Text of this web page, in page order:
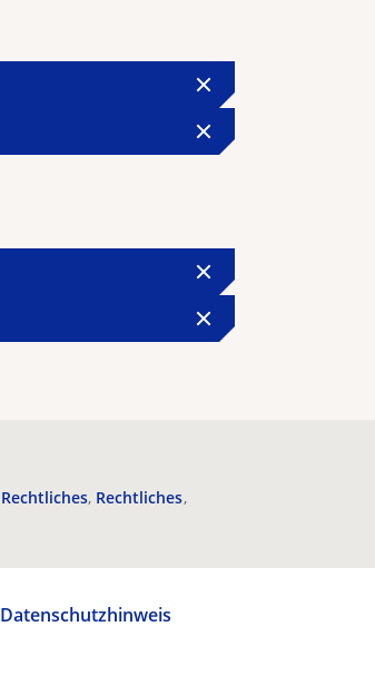
Rechtliches Rechtliches
Datenschutzhinweis